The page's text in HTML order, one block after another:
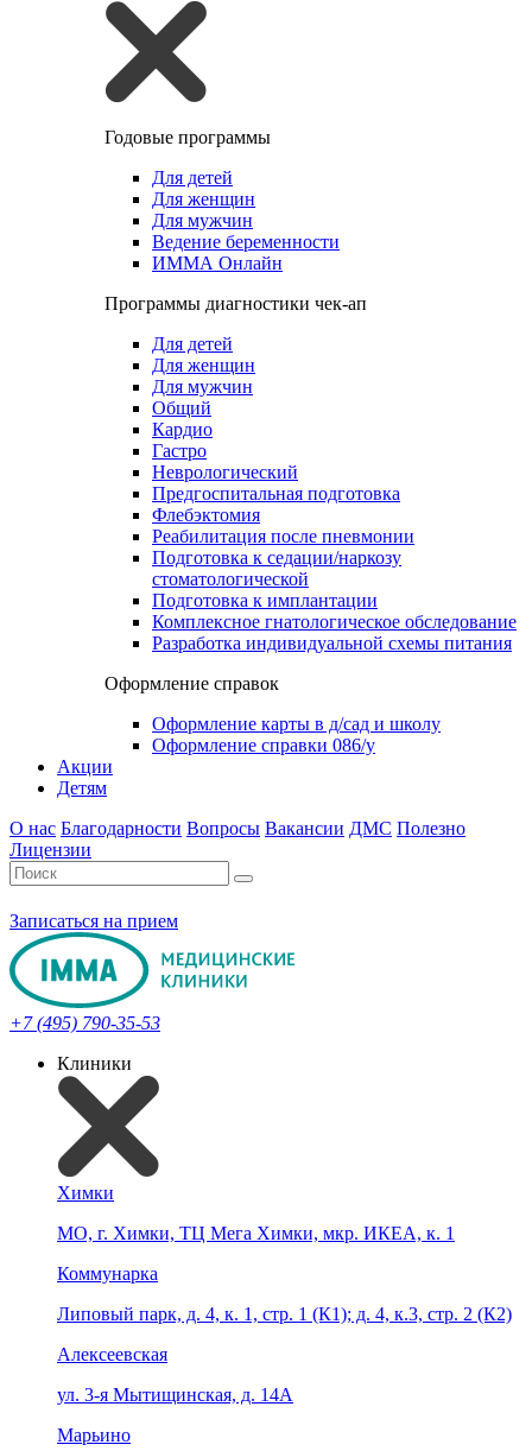
Годовые программы
Для детей
Для женщин
Для мужчин
Ведение беременности
ИММА Онлайн
Программы диагностики чек-ап
Для детей
Для женщин
Для мужчин
Общий
Кардио
Гастро
Неврологический
Предгоспитальная подготовка
Флебэктомия
Реабилитация после пневмонии
Подготовка к седации/наркозу
стоматологической
Подготовка к имплантации
Комплексное гнатологическое обследование
Разработка индивидуальной схемы питания
Оформление справок
Оформление карты в д/сад и школу
Оформление справки 086/у
Акции
Детям
О нас Благодарности Вопросы Вакансии ДМС Полезно
Лицензии
Записаться на прием
+7 (495) 790-35-53
Клиники
Химки
МО, г. Химки, ТЦ Мега Химки, мкр. ИКЕА, к. 1
Коммунарка
Липовый парк, д. 4, к. 1, стр. 1 (К1); д. 4, к.3, стр. 2 (К2)
Алексеевская
ул. 3-я Мытищинская, д. 14А
Марьино